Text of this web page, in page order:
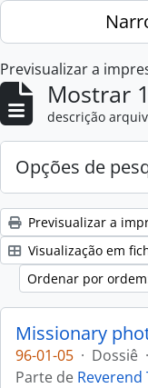
Skip to main content
Previsualizar a
Mostrar
descrição
Opções de
Previsualizar a
Visualização em
Ordenar por
Missionary
96-01-05 · Dossiê ·
Parte de